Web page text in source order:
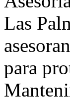
Las
para